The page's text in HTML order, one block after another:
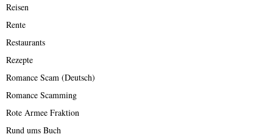
Reisen
Rente
Restaurants
Rezepte
Romance Scam (Deutsch)
Romance Scamming
Rote Armee Fraktion
Rund ums Buch